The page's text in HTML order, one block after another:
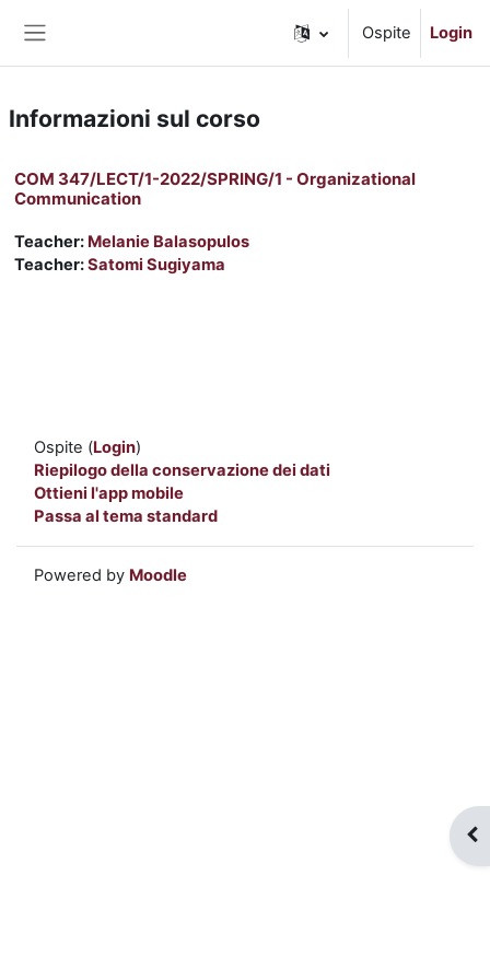
Ospite Login
Informazioni sul corso
COM 347/LECT/1-2022/SPRING/1 - Organizational
Communication
Teacher: Melanie Balasopulos
Teacher:Satomi Sugiyama
Ospite (Login)
Riepilogo della conservazione dei dati
Ottieni l'app mobile
Passa al tema standard
Powered by Moodle